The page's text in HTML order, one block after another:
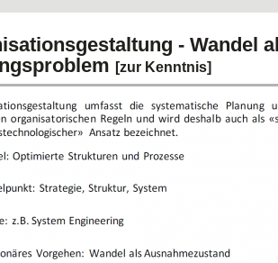
in Analysephase werden
- Wandel
[zur Kenntnis]